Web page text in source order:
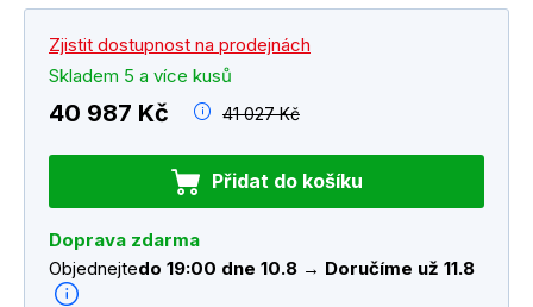
Zjistit dostupnost na prodejnách
Skladem 5 a více kusů
40 987 Kč 41 027 Kč
Přidat do košíku
Doprava zdarma
Objednejtedo 19:00 dne 10.8 → Doručíme už 11.8